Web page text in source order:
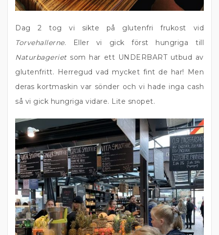
Dag 2 tog vi sikte på glutenfri frukost vid
Torvehallerne. Eller vi gick först hungriga till
Naturbagerietsom har ett UNDERBART utbud av
glutenfritt. Herregud vad mycket fint de har! Men
deras kortmaskin var sönder och vi hade inga cash
så vi gick hungriga vidare. Lite snopet.